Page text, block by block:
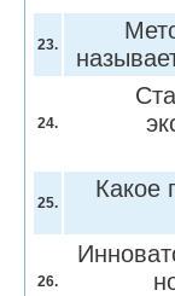
23.
24.
25.
Какое
26.